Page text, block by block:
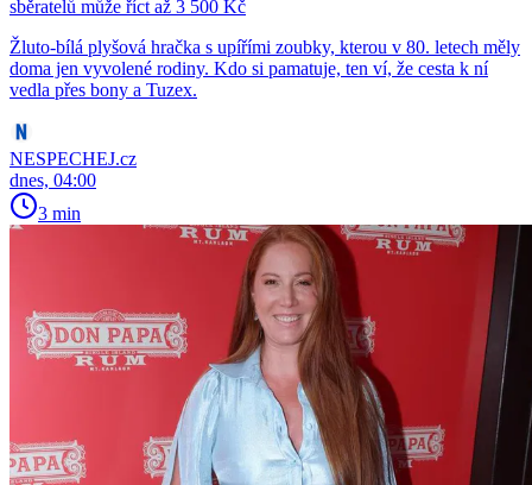
sběratelů může říct až 3 500 Kč
Žluto-bílá plyšová hračka s upířími zoubky, kterou v 80. letech měly
doma jen vyvolené rodiny. Kdo si pamatuje, ten ví, že cesta k ní
vedla přes bony a Tuzex.
NESPECHEJ.cz
dnes, 04:00
3 min